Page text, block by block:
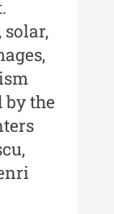
- An
și
- An
și
solar,
by the